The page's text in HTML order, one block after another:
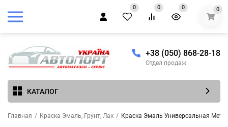
0 0 0 0
+38 (050) 868-28-18
Отдел продаж
КАТАЛОГ
Главная / Краска Эмаль, Грунт, Лак / Краска Эмаль Универсальная